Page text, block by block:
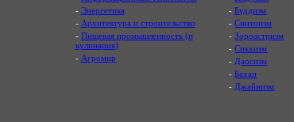
- Энергетика
- Архитектура и строительство
- Пищевая промышленность (и
кулинария)
- Агромир
-Буддизм
-Синтоизм
-Зороастризм
-Сикхизм
- Даосизм
-Бахаи
- Джайнизм